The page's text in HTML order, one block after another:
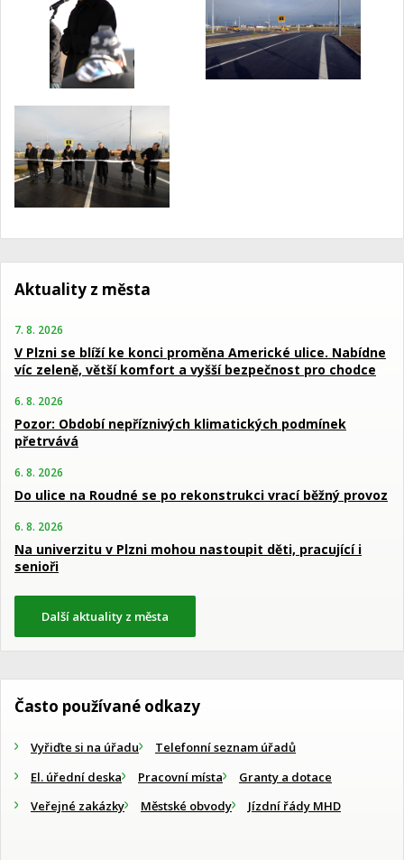
Aktuality z města
7. 8. 2026
V Plzni se blíží ke konci proměna Americké ulice. Nabídne
víc zeleně, větší komfort a vyšší bezpečnost pro chodce
6. 8. 2026
Pozor: Období nepříznivých klimatických podmínek
přetrvává
6. 8. 2026
Do ulice na Roudné se po rekonstrukci vrací běžný provoz
6. 8. 2026
Na univerzitu v Plzni mohou nastoupit děti, pracující i
senioři
Další aktuality z města
Často používané odkazy
Vyřiďte si na úřadu
Telefonní seznam úřadů
El. úřední deska
Pracovní místa
Granty a dotace
Veřejné zakázky
Městské obvody Jízdní řády MHD